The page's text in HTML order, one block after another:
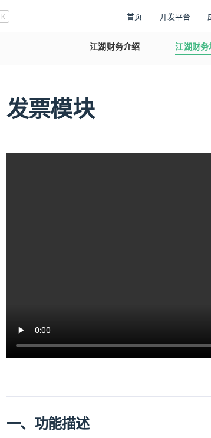
K 首页 开发平台
江湖财务介绍 江湖财务
发票模块
12078
一、功能描述